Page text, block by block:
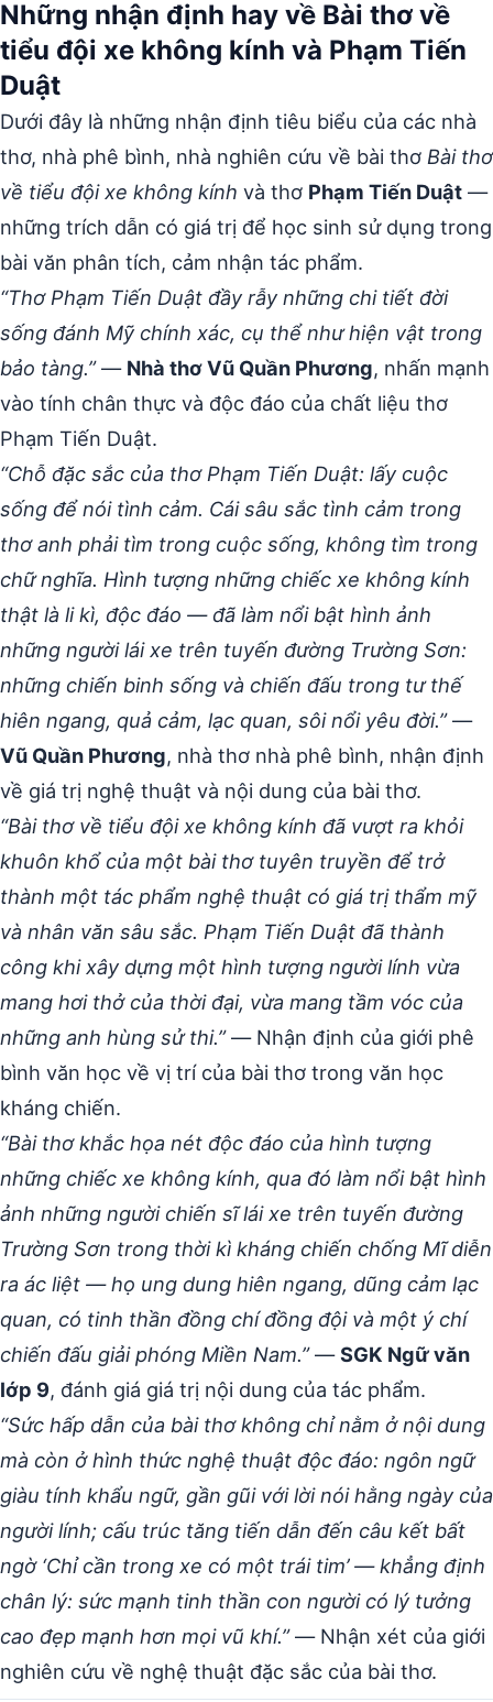
Những nhận định hay về Bài thơ về
tiểu đội xe không kính và Phạm Tiến
Duật
Dưới đây là những nhận định tiêu biểu của các nhà
thơ, nhà phê bình, nhà nghiên cứu về bài thơ Bài thơ
về tiểu đội xe không kính và thơ Phạm Tiến Duật —
những trích dẫn có giá trị để học sinh sử dụng trong
bài văn phân tích, cảm nhận tác phẩm.
“Thơ Phạm Tiến Duật đầy rẫy những chi tiết đời
sống đánh Mỹ chính xác, cụ thể như hiện vật trong
bảo tàng.”— Nhà thơ Vũ Quần Phương, nhấn mạnh
vào tính chân thực và độc đáo của chất liệu thơ
Phạm Tiến Duật.
“Chỗ đặc sắc của thơ Phạm Tiến Duật: lấy cuộc
sống để nói tình cảm. Cái sâu sắc tình cảm trong
thơ anh phải tìm trong cuộc sống, không tìm trong
chữ nghĩa. Hình tượng những chiếc xe không kính
thật là li kì, độc đáo — đã làm nổi bật hình ảnh
những người lái xe trên tuyến đường Trường Sơn:
những chiến binh sống và chiến đấu trong tư thế
hiên ngang, quả cảm, lạc quan, sôi nổi yêu đời.”—
Vũ Quần Phương, nhà thơ nhà phê bình, nhận định
về giá trị nghệ thuật và nội dung của bài thơ.
“Bài thơ về tiểu đội xe không kính đã vượt ra khỏi
khuôn khổ của một bài thơ tuyên truyền để trở
thành một tác phẩm nghệ thuật có giá trị thẩm mỹ
và nhân văn sâu sắc. Phạm Tiến Duật đã thành
công khi xây dựng một hình tượng người lính vừa
mang hơi thở của thời đại, vừa mang tầm vóc của
những anh hùng sử thi.”— Nhận định của giới phê
bình văn học về vị trí của bài thơ trong văn học
kháng chiến.
“Bài thơ khắc họa nét độc đáo của hình tượng
những chiếc xe không kính, qua đó làm nổi bật hình
ảnh những người chiến sĩ lái xe trên tuyến đường
Trường Sơn trong thời kì kháng chiến chống Mĩ diễn
ra ác liệt — họ ung dung hiên ngang, dũng cảm lạc
quan, có tinh thần đồng chí đồng đội và một ý chí
chiến đấu giải phóng Miền Nam.”—SGK Ngữ văn
lớp 9, đánh giá giá trị nội dung của tác phẩm.
“Sức hấp dẫn của bài thơ không chỉ nằm ở nội dung
mà còn ở hình thức nghệ thuật độc đáo: ngôn ngữ
giàu tính khẩu ngữ, gần gũi với lời nói hằng ngày của
người lính; cấu trúc tăng tiến dẫn đến câu kết bất
ngờ ‘Chỉ cần trong xe có một trái tim’ — khẳng định
chân lý: sức mạnh tinh thần con người có lý tưởng
cao đẹp mạnh hơn mọi vũ khí.”— Nhận xét của giới
nghiên cứu về nghệ thuật đặc sắc của bài thơ.